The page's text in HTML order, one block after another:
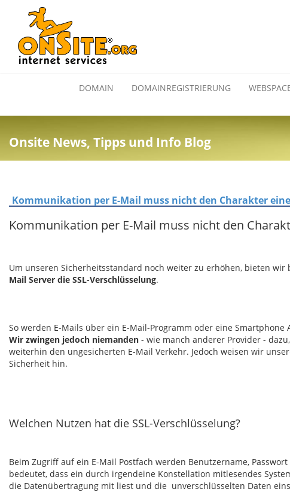
DOMAIN DOMAINREGISTRIERUNG
Onsite News, Tipps und Info Blog
Kommunikation per E-Mail muss nicht den Charakter
Kommunikation per E-Mail muss nicht den
Um unseren Sicherheitsstandard noch weiter zu erhöhen, bieten wir
Mail Server die SSL-Verschlüsselung.
So werden E-Mails über ein E-Mail-Programm oder eine
Wir zwingen jedoch niemanden - wie manch anderer Provider -
weiterhin den ungesicherten E-Mail Verkehr. Jedoch weisen wir
Sicherheit hin.
Welchen Nutzen hat die SSL-Verschlüsselung?
Beim Zugriff auf ein E-Mail Postfach werden Benutzername,
bedeutet, dass ein durch irgendeine Konstellation mitlesendes
die Datenübertragung mit liest und die unverschlüsselten Daten